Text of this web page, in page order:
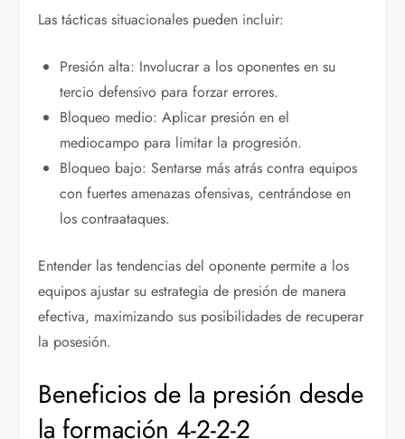
Las tácticas situacionales pueden incluir:
Presión alta: Involucrar a los oponentes en su
tercio defensivo para forzar errores.
Bloqueo medio: Aplicar presión en el
mediocampo para limitar la progresión.
Bloqueo bajo: Sentarse más atrás contra equipos
con fuertes amenazas ofensivas, centrándose en
los contraataques.
Entender las tendencias del oponente permite a los
equipos ajustar su estrategia de presión de manera
efectiva, maximizando sus posibilidades de recuperar
la posesión.
Beneficios de la presión desde
la formación 4-2-2-2